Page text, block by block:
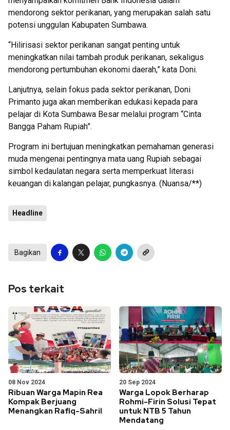
mendorong sektor perikanan, yang merupakan salah satu
potensi unggulan Kabupaten Sumbawa.
“Hilirisasi sektor perikanan sangat penting untuk
meningkatkan nilai tambah produk perikanan, sekaligus
mendorong pertumbuhan ekonomi daerah,” kata Doni.
Lanjutnya, selain fokus pada sektor perikanan, Doni
Primanto juga akan memberikan edukasi kepada para
pelajar di Kota Sumbawa Besar melalui program “Cinta
Bangga Paham Rupiah”.
Program ini bertujuan meningkatkan pemahaman generasi
muda mengenai pentingnya mata uang Rupiah sebagai
simbol kedaulatan negara serta memperkuat literasi
keuangan di kalangan pelajar, pungkasnya. (Nuansa/**)
Headline
Bagikan
Pos terkait
08 Nov 2024
Ribuan Warga Mapin Rea
Kompak Berjuang
Menangkan Rafiq-Sahril
20 Sep 2024
Warga Lopok Berharap
Rohmi-Firin Solusi Tepat
untuk NTB 5 Tahun
Mendatang